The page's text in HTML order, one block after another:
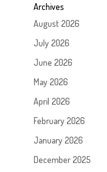
Archives
August 2026
July 2026
June 2026
May 2026
April 2026
February 2026
January 2026
December 2025